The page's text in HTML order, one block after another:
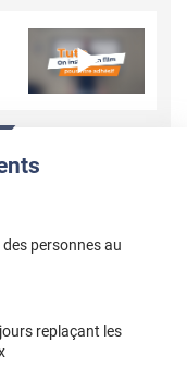
personnes au
replaçant les